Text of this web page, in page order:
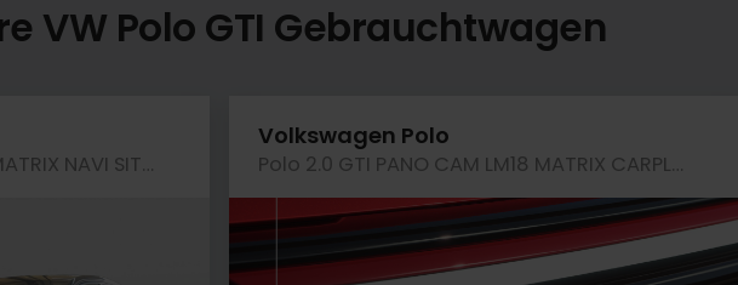
VW Polo GTI Gebrauchtwagen
Polo 2.0 GTI KAMERA ALU18 MATRIX NAVI SITZHZ
Volkswagen Polo
Polo 2.0 GTI PANO CAM LM18 MATRIX CARPLAY DAB+